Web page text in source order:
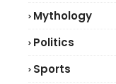
Mythology
Politics
Sports